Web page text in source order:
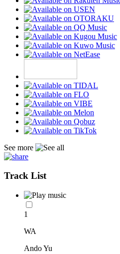
See more
Track List
1
WA
Ando Yu